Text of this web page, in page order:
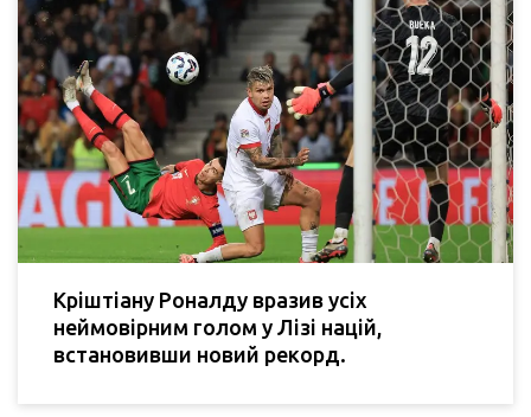
Кріштіану Роналду вразив усіх
неймовірним голом у Лізі націй,
встановивши новий рекорд.